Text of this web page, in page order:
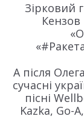
Зірковий
Кензов
А після
сучасні
пісні
Kazka, Go-